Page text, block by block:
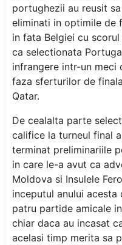
portughezii au reusit
eliminati in optimile de
in fata Belgiei cu
ca selectionata
infrangere intr-un meci
faza sferturilor de
Qatar.
De cealalta parte
califice la turneul final
terminat preliminariile
in care le-a avut ca
Moldova si Insulele
inceputul anului
patru partide amicale
chiar daca au incasat
acelasi timp merita sa